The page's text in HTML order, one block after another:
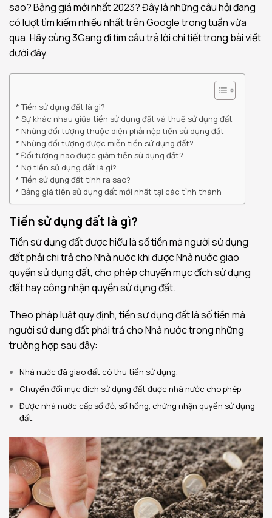
sao? Bảng giá mới nhất 2023? Đây là những câu hỏi đang
có lượt tìm kiếm nhiều nhất trên Google trong tuần vừa
qua. Hãy cùng 3Gang đi tìm câu trả lời chi tiết trong bài viết
dưới đây.
Tiền sử dụng đất là gì?
Sự khác nhau giữa tiền sử dụng đất và thuế sử dụng đất
Những đối tượng thuộc diện phải nộp tiền sử dụng đất
Những đối tượng được miễn tiền sử dụng đất?
Đối tượng nào được giảm tiền sử dụng đất?
Nợ tiền sử dụng đất là gì?
Tiền sử dụng đất tính ra sao?
Bảng giá tiền sử dụng đất mới nhất tại các tỉnh thành
Tiền sử dụng đất là gì?
Tiền sử dụng đất được hiểu là số tiền mà người sử dụng
đất phải chi trả cho Nhà nước khi được Nhà nước giao
quyền sử dụng đất, cho phép chuyển mục đích sử dụng
đất hay công nhận quyền sử dụng đất.
Theo pháp luật quy định, tiền sử dụng đất là số tiền mà
người sử dụng đất phải trả cho Nhà nước trong những
trường hợp sau đây:
Nhà nước đã giao đất có thu tiền sử dụng.
Chuyển đổi mục đích sử dụng đất được nhà nước cho phép
Được nhà nước cấp sổ đỏ, sổ hồng, chứng nhận quyền sử dụng
đất.